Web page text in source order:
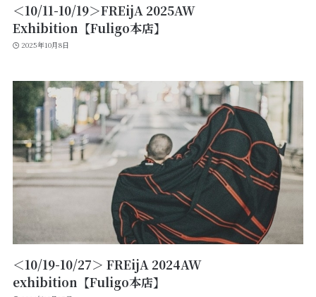
＜10/11-10/19＞FREijA 2025AW
Exhibition【Fuligo本店】
2025年10月8日
＜10/19-10/27＞ FREijA 2024AW
exhibition【Fuligo本店】